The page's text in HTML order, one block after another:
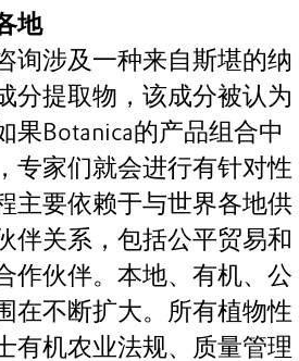
地
询涉及一种来自斯堪的纳
分提取物，该成分被认为
果Botanica的产品组合中
专家们就会进行有针对性
主要依赖于与世界各地供
伴关系，包括公平贸易和
作伙伴。本地、有机、公
在不断扩大。所有植物性
有机农业法规、质量管理